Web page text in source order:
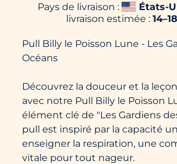
Pays de livraison : États-
livraison estimée :
Pull Billy le Poisson Lune - Les
Océans
Découvrez la douceur et la
avec notre Pull Billy le Poisson
élément clé de "Les Gardiens
pull est inspiré par la capacité
enseigner la respiration, une
vitale pour tout nageur.